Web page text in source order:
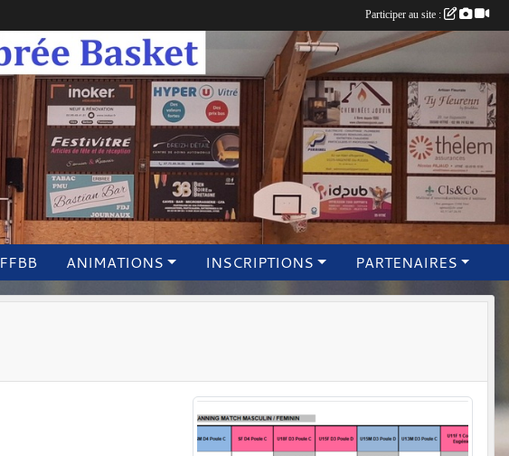
ANIMATIONS INSCRIPTIONS PARTENAIRES
Participer au site :